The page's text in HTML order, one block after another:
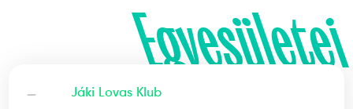
Egyesületei
— Jáki Lovas Klub